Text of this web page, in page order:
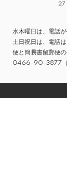
27
水木曜日は、電話
土日祝日は、電話
便と簡易書留郵便の
0466-90-3877（